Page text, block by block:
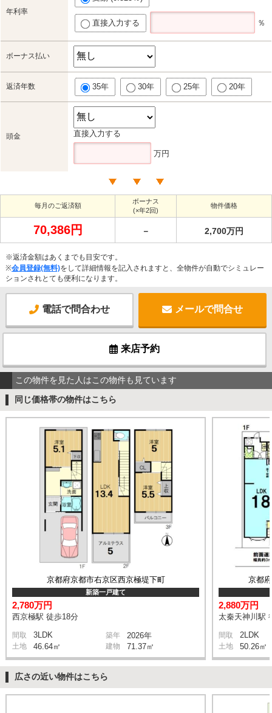
年利率
直接入力する ％
ボーナス払い
返済年数 35年 30年 25年 20年
頭金 直接入力する
万円
毎月のご返済額
ボーナス
(×年2回)
物件価格
70,386円 － 2,700万円
※返済金額はあくまでも目安です。
※会員登録(無料)をして詳細情報を記入されますと、全物件が自動でシミュレー
ションされとても便利になります。
電話で問合わせ メールで問合せ
来店予約
この物件を見た人はこの物件も見ています
同じ価格帯の物件はこちら
京都府京都市右京区西京極堤下町
新築一戸建て
2,780万円
西京極駅 徒歩18分
間取 3LDK 築年 2026年
土地 46.64㎡ 建物 71.37㎡
京都
2,880万円
太秦天神川駅
間取 2LDK
土地 50.26㎡
広さの近い物件はこちら